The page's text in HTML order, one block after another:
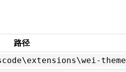
路径
theme